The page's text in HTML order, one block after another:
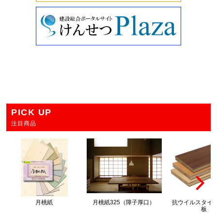
PICK UP
注目商品
月桃紙 月桃紙325（障子厚口）
抗ウイルスタイ
板